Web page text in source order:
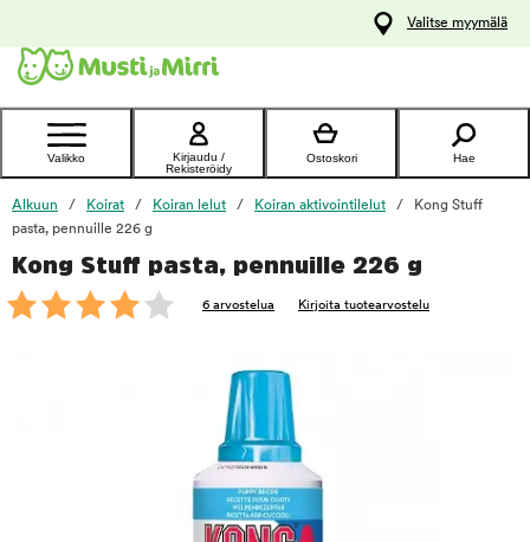
Ota yhteyttä
asiakaspalveluun
Valitse myymälä
Valikko
Kirjaudu /
Rekisteröidy
Ostoskori Hae
Alkuun Koirat Koiran lelut Koiran aktivointilelut
Kong Stuff
pasta, pennuille 226 g
Kong Stuff pasta, pennuille 226 g
6 arvostelua Kirjoita tuotearvostelu
foo